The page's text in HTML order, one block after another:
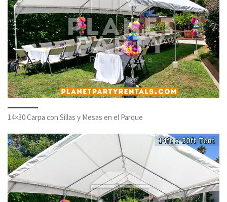
14×30 Carpa con Sillas y Mesas en el Parque